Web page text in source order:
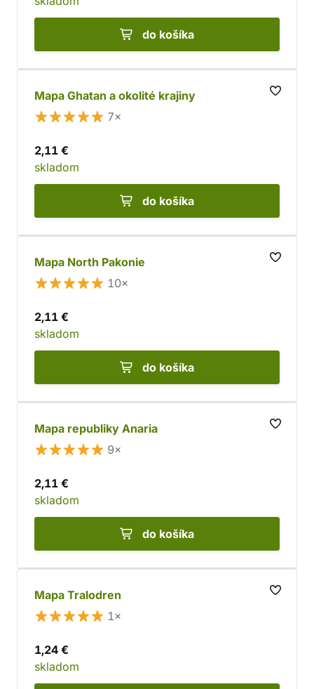
do košíka
Mapa Ghatan a okolité krajiny
7×
2,11 €
skladom
do košíka
Mapa North Pakonie
10×
2,11 €
skladom
do košíka
Mapa republiky Anaria
9×
2,11 €
skladom
do košíka
Mapa Tralodren
1×
1,24 €
skladom